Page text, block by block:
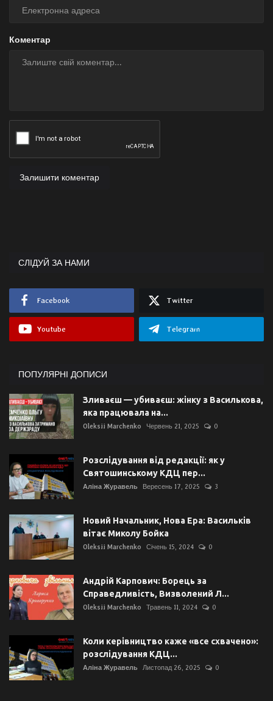
Коментар
Залишити коментар
СЛІДУЙ ЗА НАМИ
Facebook Twitter
Youtube Telegram
ПОПУЛЯРНІ ДОПИСИ
Зливаєш — убиваєш: жінку з Василькова,
яка працювала на...
Oleksii Marchenko Червень 21, 2025 0
Розслідування від редакції: як у
Святошинському КДЦ пер...
Аліна Журавель Вересень 17, 2025 3
Новий Начальник, Нова Ера: Васильків
вітає Миколу Бойка
Oleksii Marchenko Січень 15, 2024 0
Андрій Карпович: Борець за
Справедливість, Визволений Л...
Oleksii Marchenko Травень 11, 2024 0
Коли керівництво каже «все схвачено»:
розслідування КДЦ...
Аліна Журавель Листопад 26, 2025 0